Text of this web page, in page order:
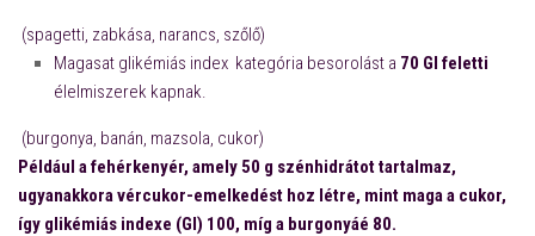
(spagetti, zabkása, narancs, szőlő)
Magasat glikémiás index kategória besorolást a 70 GI feletti
élelmiszerek kapnak.
(burgonya, banán, mazsola, cukor)
Például a fehérkenyér, amely 50 g szénhidrátot tartalmaz,
ugyanakkora vércukor-emelkedést hoz létre, mint maga a cukor,
így glikémiás indexe (GI) 100, míg a burgonyáé 80.